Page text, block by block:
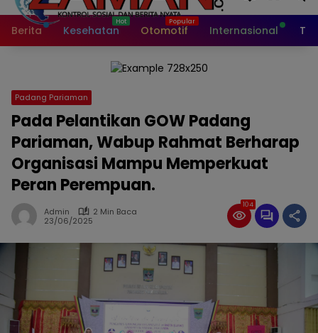
Berita Kesehatan Otomotif Internasional
Padang Pariaman
Pada Pelantikan GOW Padang
Pariaman, Wabup Rahmat Berharap
Organisasi Mampu Memperkuat
Peran Perempuan.
Admin
2 Min Baca
23/06/2025
104